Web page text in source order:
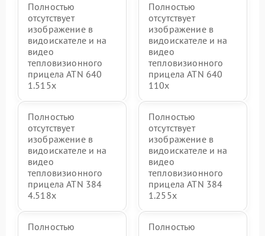
Полностью
отсутствует
изображение в
видоискателе и на
видео
тепловизионного
прицела ATN 640
1.515x
Полностью
отсутствует
изображение в
видоискателе и на
видео
тепловизионного
прицела ATN 640
110x
Полностью
отсутствует
изображение в
видоискателе и на
видео
тепловизионного
прицела ATN 384
4.518x
Полностью
отсутствует
изображение в
видоискателе и на
видео
тепловизионного
прицела ATN 384
1.255х
Полностью
Полностью